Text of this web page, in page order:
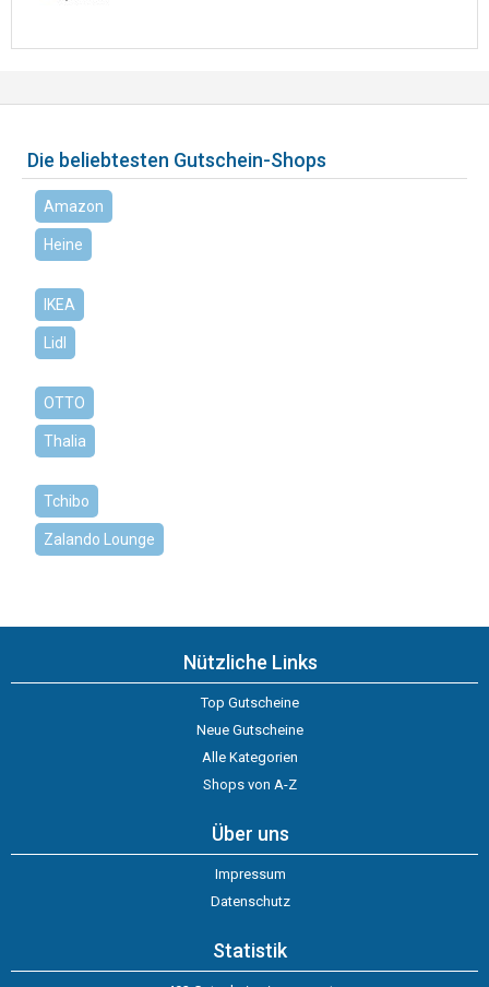
Die beliebtesten Gutschein-Shops
Amazon
Heine
IKEA
Lidl
OTTO
Thalia
Tchibo
Zalando Lounge
Nützliche Links
Top Gutscheine
Neue Gutscheine
Alle Kategorien
Shops von A-Z
Über uns
Impressum
Datenschutz
Statistik